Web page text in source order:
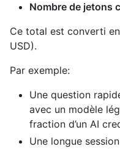
Nombre de jetons
Ce total est converti en
USD).
Par exemple:
Une question
avec un modèle
fraction d’un AI
Une longue